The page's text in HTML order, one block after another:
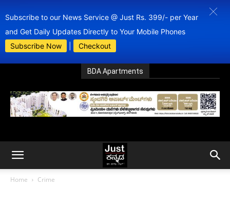
Subscribe to our News Service @ Just Rs. 399/- per Year
and Get Daily Updates Directly to Your Mobile Phones
Subscribe Now
Checkout
BDA Apartments
Home Crime